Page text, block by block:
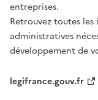
entreprises.
Retrouvez toutes
administratives
développement de
legifrance.gouv.fr